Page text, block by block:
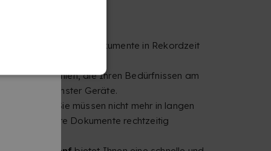
und andere Dokumente in Rekordzeit
auswählen, die Ihren Bedürfnissen am
modernster Geräte.
Ihre Tür. Sie müssen nicht mehr in langen
dass Ihre Dokumente rechtzeitig